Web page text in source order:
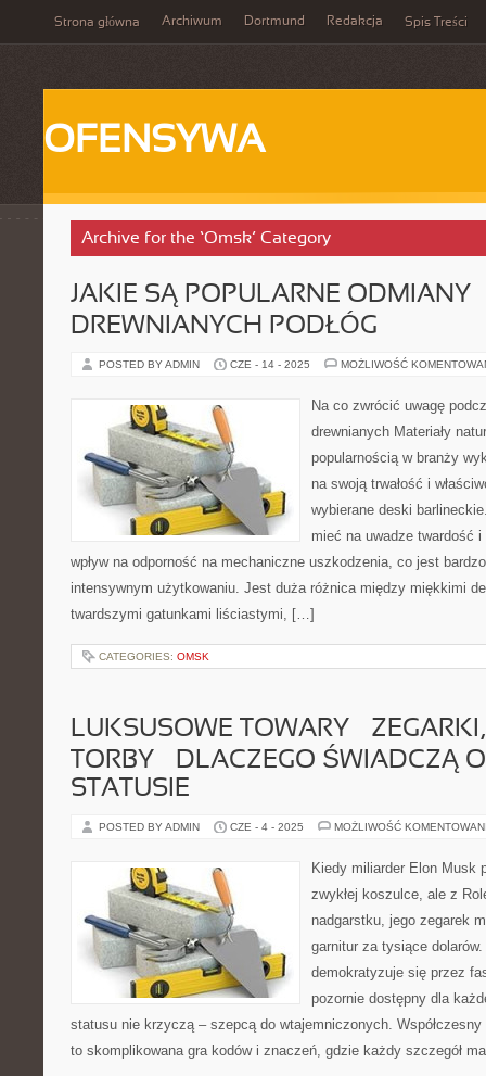
Strona główna Archiwum Dortmund Redakcja Spis Treści
OFENSYWA
Archive for the ‘Omsk’ Category
JAKIE SĄ POPULARNE ODMIANY
DREWNIANYCH PODŁÓG
POSTED BY ADMIN CZE - 14 - 2025 MOŻLIWOŚĆ
Na co zwrócić uwagę
drewnianych Materiały
popularnością w branży
na swoją trwałość i
wybierane deski
mieć na uwadze twardość
wpływ na odporność na mechaniczne uszkodzenia, co jest
intensywnym użytkowaniu. Jest duża różnica między miękkimi
twardszymi gatunkami liściastymi, […]
CATEGORIES: OMSK
LUKSUSOWE TOWARY –
TORBY – DLACZEGO ŚWIADCZĄ
STATUSIE
POSTED BY ADMIN CZE - 4 - 2025 MOŻLIWOŚĆ
Kiedy miliarder Elon Musk
zwykłej koszulce, ale z
nadgarstku, jego zegarek
garnitur za tysiące
demokratyzuje się przez
pozornie dostępny dla
statusu nie krzyczą – szepcą do wtajemniczonych.
to skomplikowana gra kodów i znaczeń, gdzie każdy szczegół